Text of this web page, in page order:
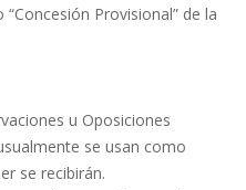
Provisional” de la
u Oposiciones
se usan como
se recibirán.